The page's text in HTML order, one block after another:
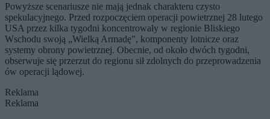
Powyższe scenariusze nie mają jednak charakteru czysto
spekulacyjnego. Przed rozpoczęciem operacji powietrznej 28 lutego
USA przez kilka tygodni koncentrowały w regionie Bliskiego
Wschodu swoją „Wielką Armadę”, komponenty lotnicze oraz
systemy obrony powietrznej. Obecnie, od około dwóch tygodni,
obserwuje się przerzut do regionu sił zdolnych do przeprowadzenia
ów operacji lądowej.
Reklama
Reklama